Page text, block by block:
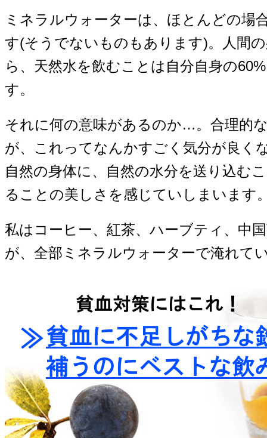
ミネラルウォーターは、ほとんどの場
す(そうでないものもあります)。人間
ら、天然水を飲むことは自分自身の
す。
それに何の意味があるのか…。合理的
が、これってなんかすごく気分が良く
自然の身体に、自然の水分を送り込む
ることの美しさを感じていしまいます
私はコーヒー、紅茶、ハーブティ、中
が、全部ミネラルウォーターで淹れて